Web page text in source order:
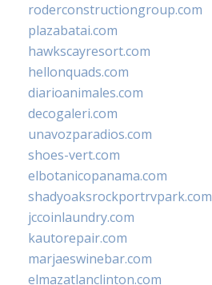
roderconstructiongroup.com
plazabatai.com
hawkscayresort.com
hellonquads.com
diarioanimales.com
decogaleri.com
unavozparadios.com
shoes-vert.com
elbotanicopanama.com
shadyoaksrockportrvpark.com
jccoinlaundry.com
kautorepair.com
marjaeswinebar.com
elmazatlanclinton.com